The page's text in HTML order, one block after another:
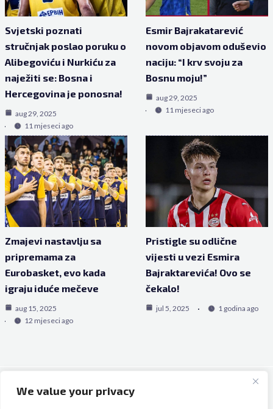
We value your privacy
Svjetski poznati
stručnjak poslao poruku o
Alibegoviću i Nurkiću za
naježiti se: Bosna i
Hercegovina je ponosna!
aug 29, 2025
11 mjeseci ago
Esmir Bajrakatarević
novom objavom oduševio
naciju: “I krv svoju za
Bosnu moju!”
aug 29, 2025
11 mjeseci ago
Zmajevi nastavlju sa
pripremama za
Eurobasket, evo kada
igraju iduće mečeve
aug 15, 2025
12 mjeseci ago
Pristigle su odlične
vijesti u vezi Esmira
Bajraktarevića! Ovo se
čekalo!
jul 5, 2025 1 godina ago
Copyright © 2026 Bh Dijaspora.